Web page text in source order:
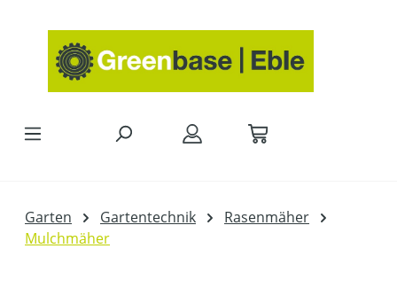
Garten Gartentechnik
Rasenmäher
Mulchmäher